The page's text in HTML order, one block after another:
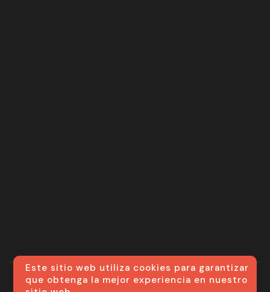
Este sitio web utiliza cookies para garantizar
que obtenga la mejor experiencia en nuestro